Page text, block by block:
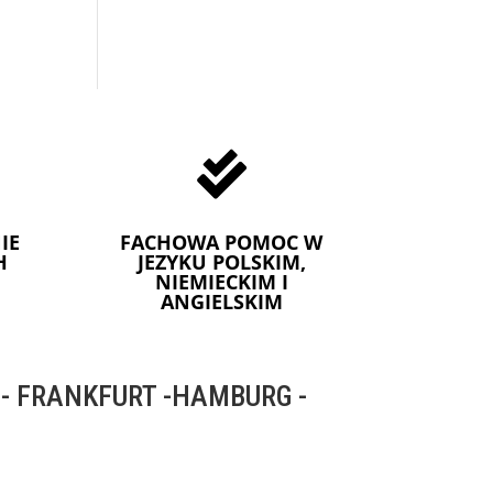

FACHOWA POMOC W
JEZYKU POLSKIM,
NIEMIECKIM I
ANGIELSKIM
FRANKFURT -HAMBURG -